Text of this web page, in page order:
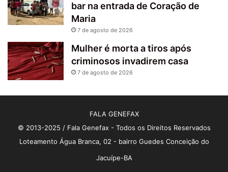
bar na entrada de Coração de
Maria
7 de agosto de 2026
Mulher é morta a tiros após
criminosos invadirem casa
7 de agosto de 2026
FALA GENEFAX
© 2013-2025 / Fala Genefax - Todos os Direitos Reservados
Loteamento Água Branca, 02 - bairro Guedes Conceição do
Jacuípe-BA